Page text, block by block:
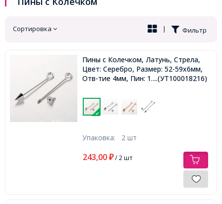
Сортировка Фильтр
|
Пины с Колечком, Латунь, Стрела,
Цвет: Серебро, Размер: 52-59х6мм,
Отв-тие 4мм, Пин: 1.4мм,...(УТ100018216)
Упаковка: 2 шт
243,00 ₽/ 2 шт